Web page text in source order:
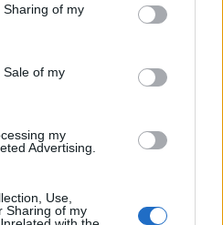
behaviour. You may click to
and its third-party tags to
purposes in below Google
of my
of my
my
Advertising.
Use,
Sharing of my